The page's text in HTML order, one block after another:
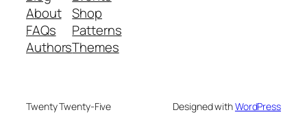
About
FAQs
Authors
Shop
Patterns
Themes
Twenty Twenty-Five Designed withWordPress